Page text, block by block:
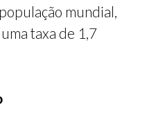
mundial,
taxa de 1,7